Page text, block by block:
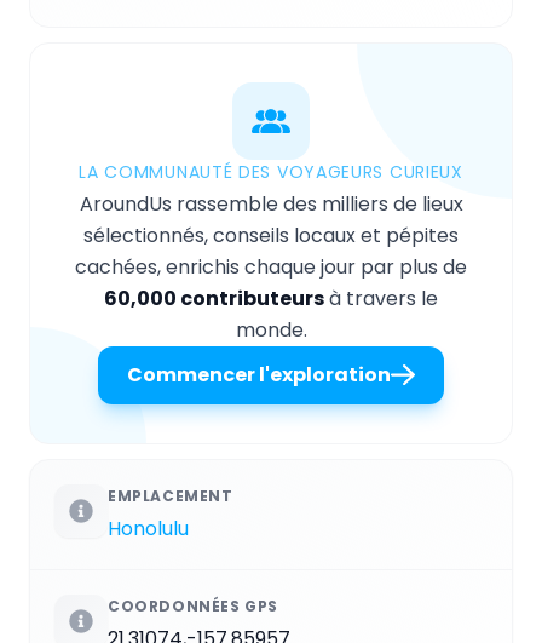
LA COMMUNAUTÉ DES VOYAGEURS CURIEUX
AroundUs rassemble des milliers de lieux
sélectionnés, conseils locaux et pépites
cachées, enrichis chaque jour par plus de
60,000 contributeursà travers le
monde.
Commencer l'exploration
EMPLACEMENT
Honolulu
COORDONNÉES GPS